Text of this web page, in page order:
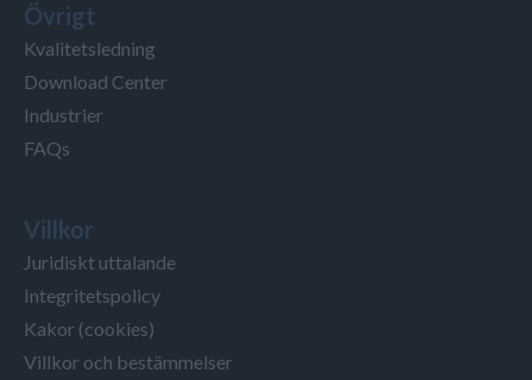
Övrigt
Kvalitetsledning
Download Center
Industrier
FAQs
Villkor
Juridiskt uttalande
Integritetspolicy
Kakor (cookies)
Villkor och bestämmelser